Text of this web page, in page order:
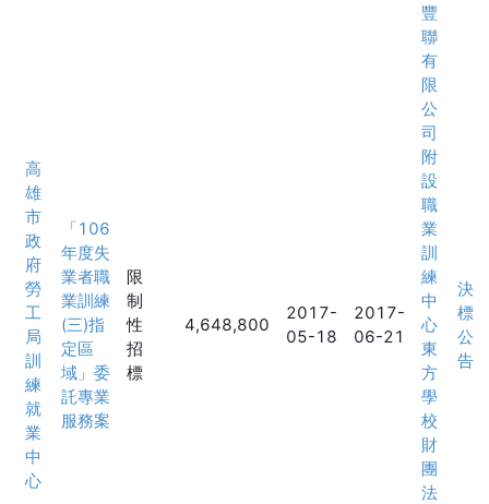
高
雄
市
政
府
勞
工
局
訓
練
就
業
中
心
「106
年度失
業者職
業訓練
(三)指
定區
域」委
託專業
服務案
限
制
性
招
標
4,648,800
2017-
05-18
2017-
06-21
豐
聯
有
限
公
司
附
設
職
業
訓
練
中
心
東
方
學
校
財
團
法
決
標
公
告